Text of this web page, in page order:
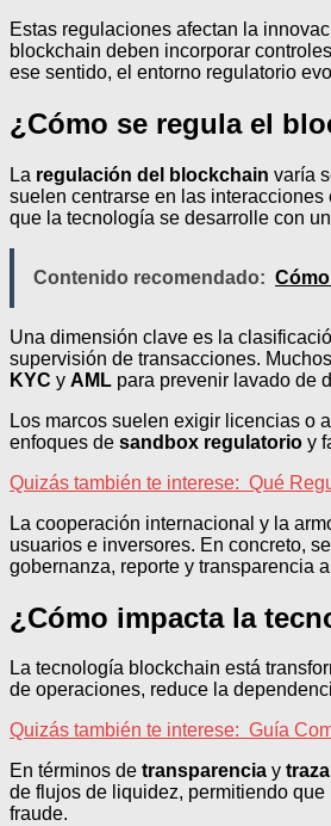
Estas regulaciones afectan la
blockchain deben incorporar
ese sentido, el entorno regulatorio
¿Cómo se regula el
La regulación del blockchain varía
suelen centrarse en las
que la tecnología se desarrolle con
Contenido recomendado:
Una dimensión clave es la
supervisión de transacciones.
KYC y AML para prevenir lavado de
Los marcos suelen exigir licencias o
enfoques de sandbox regulatorio y
Quizás también te interese: Qué
La cooperación internacional y la
usuarios e inversores. En concreto,
gobernanza, reporte y transparencia
¿Cómo impacta la
La tecnología blockchain está
de operaciones, reduce la
Quizás también te interese: Guía
En términos de transparencia y
de flujos de liquidez, permitiendo
fraude.